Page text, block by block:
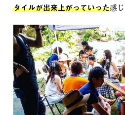
タイルが出来上がっていった感